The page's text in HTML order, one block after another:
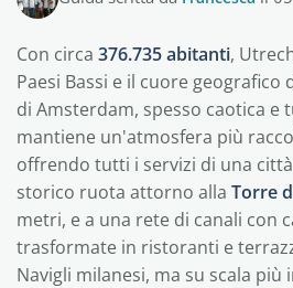
Con circa 376.735 abitanti,
Paesi Bassi e il cuore geografico
di Amsterdam, spesso caotica e
mantiene un'atmosfera più
offrendo tutti i servizi di una
storico ruota attorno alla Torre
metri, e a una rete di canali con
trasformate in ristoranti e
Navigli milanesi, ma su scala più